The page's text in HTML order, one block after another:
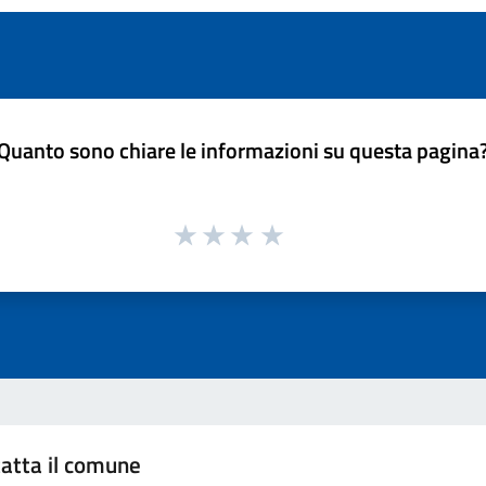
sono chiare le informazioni su questa
il comune